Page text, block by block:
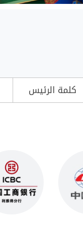
كلمة الرئيس